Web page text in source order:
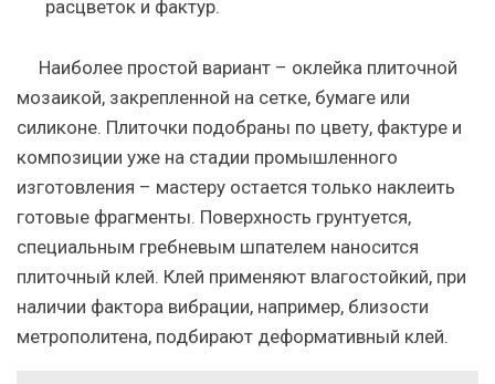
расцветок и фактур.
Наиболее простой вариант – оклейка плиточной
мозаикой, закрепленной на сетке, бумаге или
силиконе. Плиточки подобраны по цвету, фактуре и
композиции уже на стадии промышленного
изготовления – мастеру остается только наклеить
готовые фрагменты. Поверхность грунтуется,
специальным гребневым шпателем наносится
плиточный клей. Клей применяют влагостойкий, при
наличии фактора вибрации, например, близости
метрополитена, подбирают деформативный клей.